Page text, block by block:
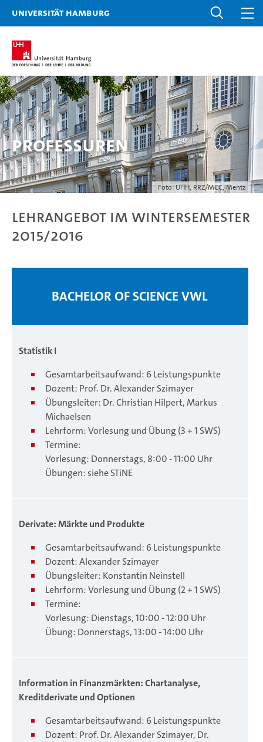
Universität Hamburg
Foto: UHH, RRZ/MCC, Mentz
Professuren
Lehrangebot im Wintersemester
2015/2016
BACHELOR OF SCIENCE VWL
Statistik I
Gesamtarbeitsaufwand: 6 Leistungspunkte
Dozent: Prof. Dr. Alexander Szimayer
Übungsleiter: Dr. Christian Hilpert, Markus
Michaelsen
Lehrform: Vorlesung und Übung (3 + 1 SWS)
Termine:
Vorlesung: Donnerstags, 8:00 - 11:00 Uhr
Übungen: siehe STiNE
Derivate: Märkte und Produkte
Gesamtarbeitsaufwand: 6 Leistungspunkte
Dozent: Alexander Szimayer
Übungsleiter: Konstantin Neinstell
Lehrform: Vorlesung und Übung (2 + 1 SWS)
Termine:
Vorlesung: Dienstags, 10:00 - 12:00 Uhr
Übung: Donnerstags, 13:00 - 14:00 Uhr
Information in Finanzmärkten: Chartanalyse,
Kreditderivate und Optionen
Gesamtarbeitsaufwand: 6 Leistungspunkte
Dozent: Prof. Dr. Alexander Szimayer, Dr.